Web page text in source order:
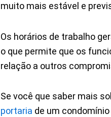
muito mais estável e
Os horários de trabalho
o que permite que os
relação a outros
Se você que saber mais
portaria de um